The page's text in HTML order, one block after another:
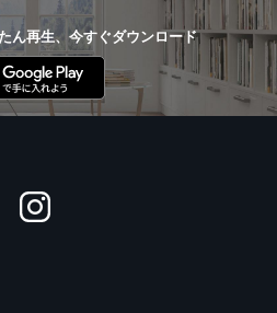
ん再生、今すぐダウンロード